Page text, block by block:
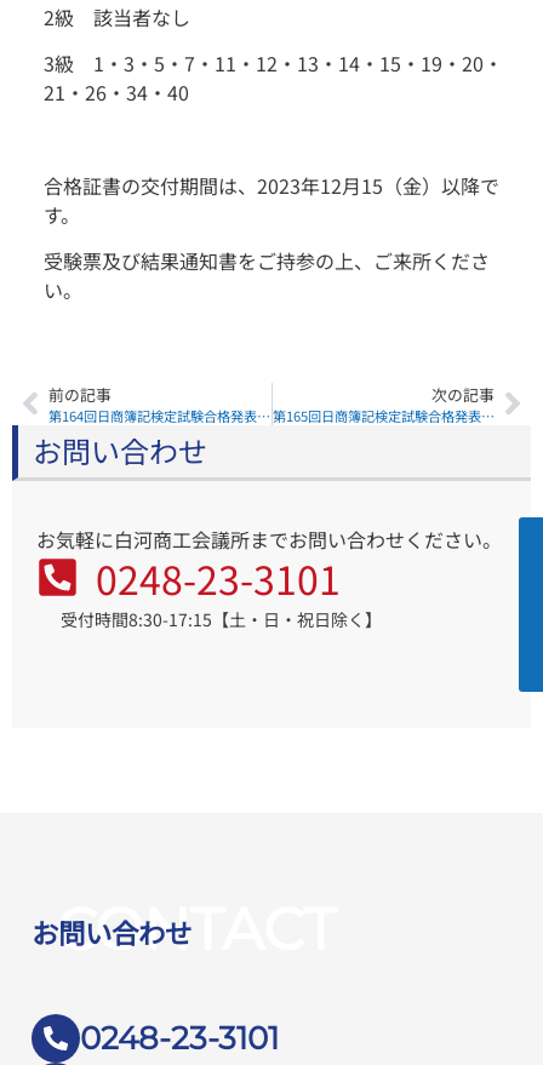
2級 該当者なし
3級 1・3・5・7・11・12・13・14・15・19・20・
21・26・34・40
合格証書の交付期間は、2023年12月15（金）以降で
す。
受験票及び結果通知書をご持参の上、ご来所くださ
い。
前の記事
第164回日商簿記検定試験合格発表（1級）
次の記事
第165回日商簿記検定試験合格発表（1級）
お問い合わせ
お気軽に白河商工会議所までお問い合わせください。
0248-23-3101
受付時間8:30-17:15【土・日・祝日除く】
CONTACT
お問い合わせ
0248-23-3101